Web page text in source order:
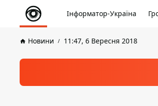
Інформатор-Україна
Новини 11:47, 6 Вересня 2018